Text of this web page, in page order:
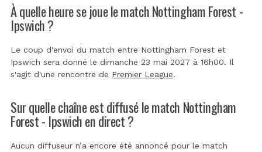
À quelle heure se joue le match Nottingham Forest -
Ipswich ?
Le coup d'envoi du match entre Nottingham Forest et
Ipswich sera donné le dimanche 23 mai 2027 à 16h00. Il
s'agit d'une rencontre de Premier League.
Sur quelle chaîne est diffusé le match Nottingham
Forest - Ipswich en direct ?
Aucun diffuseur n’a encore été annoncé pour le match